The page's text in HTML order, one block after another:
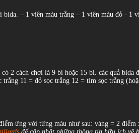
– 1 viên màu trắng – 1 viên màu đỏ - 1
2 cách chơi là 9 bi hoặc 15 bi. các quả bida
11 = đỏ sọc trắng 12 = tím sọc trắng
ứng với từng màu như sau: vàng = 2 điểm